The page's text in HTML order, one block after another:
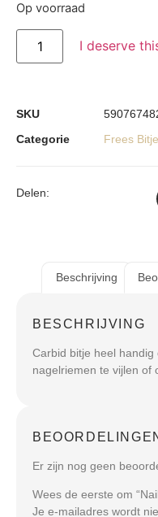
Op voorraad
I deserve
SKU
Categorie
Frees
Delen:
Beschrijving
BESCHRIJVING
Carbid bitje heel
nagelriemen te vijlen of
Er zijn nog geen
Wees de eerste om
Je e-mailadres wordt